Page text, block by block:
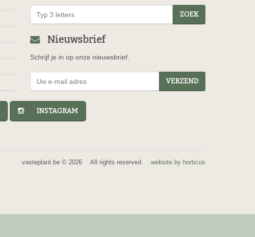
ZOEK
Nieuwsbrief
Schrijf je in op onze nieuwsbrief.
VERZEND
INSTAGRAM
vasteplant.be © 2026 All rights reserved. website by horticus